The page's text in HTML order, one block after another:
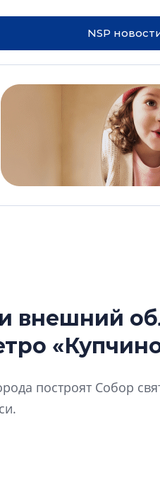
NSP
внешний
построят Собор